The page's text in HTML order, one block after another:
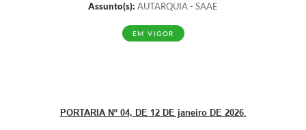
Assunto(s): AUTARQUIA - SAAE
EM VIGOR
PORTARIA Nº 04, DE 12 DE janeiro DE 2026.